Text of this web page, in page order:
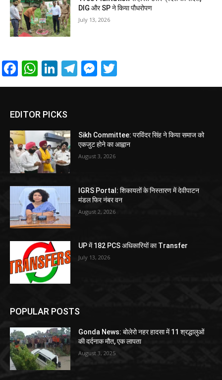
DIG और SP ने किया पौधरोपण
July 13, 2026
Facebook
WhatsApp
LinkedIn
Telegram
Messenger
EDITOR PICKS
Sikh Committee: परविंदर सिंह ने किया समाज को
एकजुट होने का आह्वान
August 3, 2026
IGRS Portal: शिकायतों के निस्तारण में देवीपाटन
मंडल फिर नंबर वन
August 2, 2026
UP में 182 PCS अधिकारियों का Transfer
July 13, 2026
POPULAR POSTS
Gonda News: बोलेरो नहर हादसा में 11 श्रद्धालुओं
की दर्दनाक मौत, एक लापता
August 3, 2025